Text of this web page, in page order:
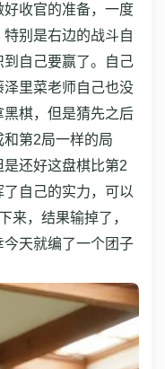
收官的准备，一度
别是右边的战斗自
自己要赢了。自己
泽里菜老师自己也没
棋，但是猜先之后
第2局一样的局
还好这盘棋比第2
自己的实力，可以
来，结果输掉了，
天就编了一个团子